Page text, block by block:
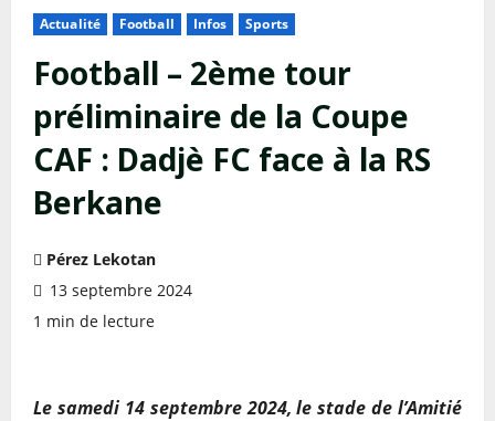
Actualité Football Infos Sports
Football – 2ème tour
préliminaire de la Coupe
CAF : Dadjè FC face à la RS
Berkane
Pérez Lekotan
13 septembre 2024
1 min de lecture
Le samedi 14 septembre 2024, le stade de l’Amitié